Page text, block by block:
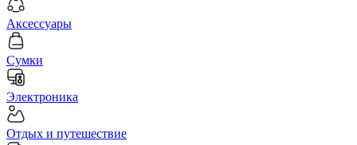
Аксессуары
Сумки
Электроника
Отдых и путешествие